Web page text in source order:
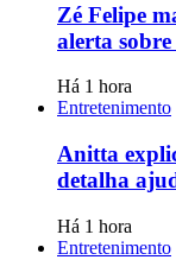
Zé Felipe
alerta
Há 1 hora
Entretenimento
Anitta
detalha
Há 1 hora
Entretenimento